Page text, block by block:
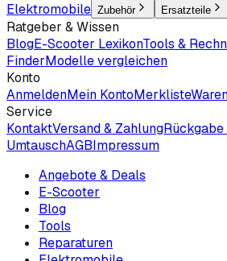
Elektromobile Zubehör Ersatzteile
Ratgeber & Wissen
BlogE-Scooter LexikonTools &
FinderModelle vergleichen
Konto
AnmeldenMein KontoMerkliste
Service
KontaktVersand & ZahlungRückgabe
UmtauschAGBImpressum
Angebote & Deals
E-Scooter
Blog
Tools
Reparaturen